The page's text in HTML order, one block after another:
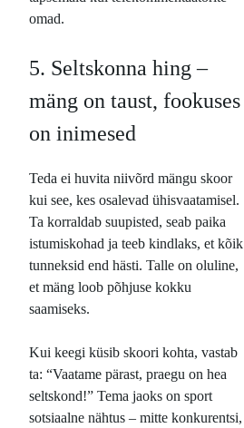
omad.
5. Seltskonna hing –
mäng on taust, fookuses
on inimesed
Teda ei huvita niivõrd mängu skoor
kui see, kes osalevad ühisvaatamisel.
Ta korraldab suupisted, seab paika
istumiskohad ja teeb kindlaks, et kõik
tunneksid end hästi. Talle on oluline,
et mäng loob põhjuse kokku
saamiseks.
Kui keegi küsib skoori kohta, vastab
ta: “Vaatame pärast, praegu on hea
seltskond!” Tema jaoks on sport
sotsiaalne nähtus – mitte konkurentsi,